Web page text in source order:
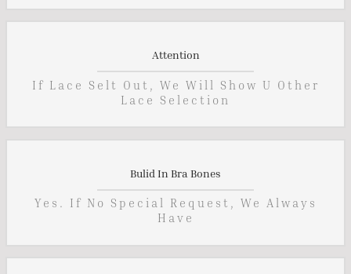
Attention
If Lace Selt Out, We Will Show U Other
Lace Selection
Bulid In Bra Bones
Yes. If No Special Request, We Always
Have